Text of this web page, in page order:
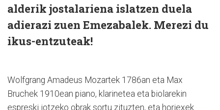
alderik jostalariena islatzen duela
adierazi zuen Emezabalek. Merezi du
ikus-entzuteak!
Wolfgrang Amadeus Mozartek 1786an eta Max
Bruchek 1910ean piano, klarinetea eta biolarekin
espreski jotzeko obrak sortu zituzten, eta horiexek